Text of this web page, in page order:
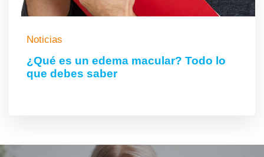
Noticias
¿Qué es un edema macular? Todo lo
que debes saber